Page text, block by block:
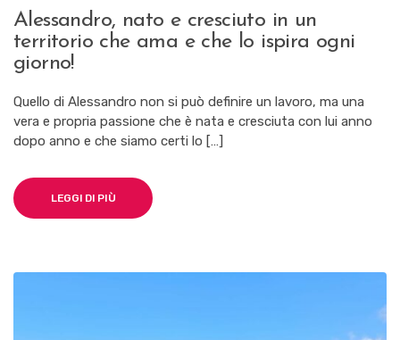
Alessandro, nato e cresciuto in un
territorio che ama e che lo ispira ogni
giorno!
Quello di Alessandro non si può definire un lavoro, ma una
vera e propria passione che è nata e cresciuta con lui anno
dopo anno e che siamo certi lo […]
LEGGI DI PIÙ